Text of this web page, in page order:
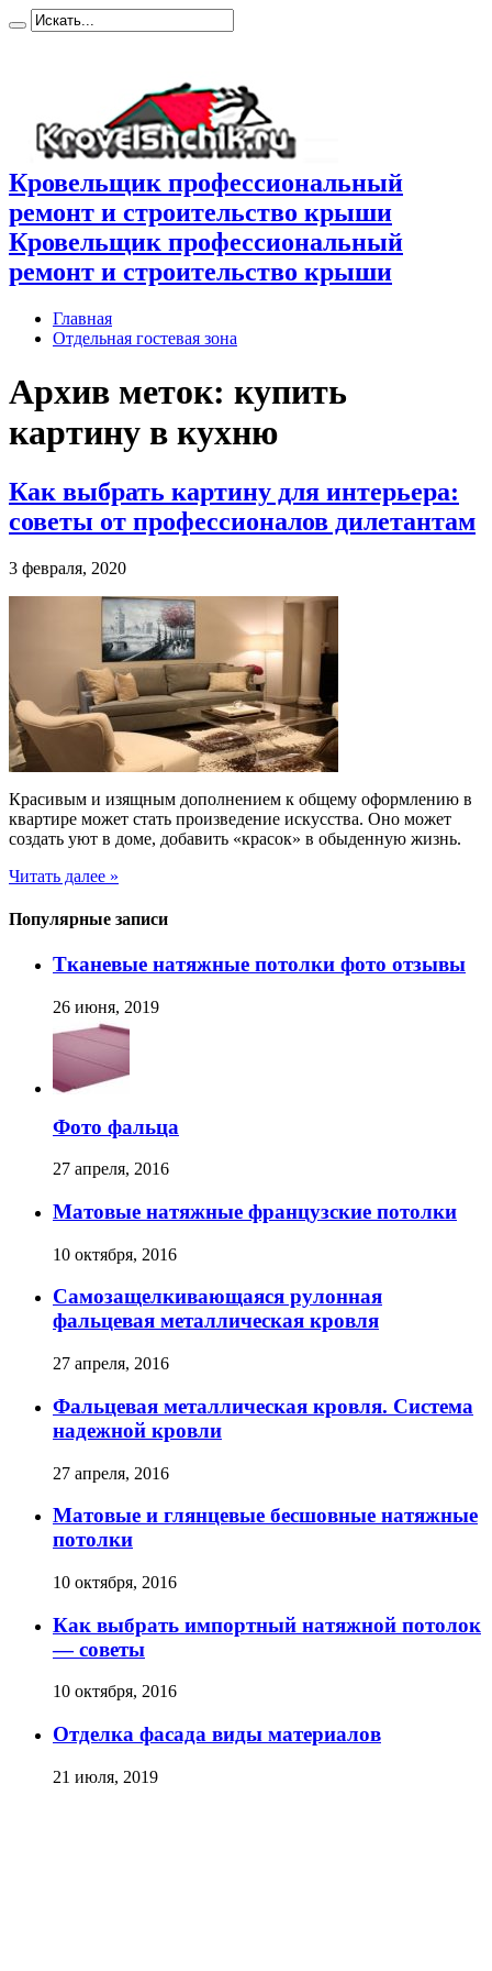
Кровельщик профессиональный
ремонт и строительство крыши
Кровельщик профессиональный
ремонт и строительство крыши
Главная
Отдельная гостевая зона
Архив меток: купить
картину в кухню
Как выбрать картину для интерьера:
советы от профессионалов дилетантам
3 февраля, 2020
Красивым и изящным дополнением к общему оформлению в
квартире может стать произведение искусства. Оно может
создать уют в доме, добавить «красок» в обыденную жизнь.
Читать далее »
Популярные записи
Тканевые натяжные потолки фото отзывы
26 июня, 2019
Фото фальца
27 апреля, 2016
Матовые натяжные французские потолки
10 октября, 2016
Самозащелкивающаяся рулонная
фальцевая металлическая кровля
27 апреля, 2016
Фальцевая металлическая кровля. Система
надежной кровли
27 апреля, 2016
Матовые и глянцевые бесшовные натяжные
потолки
10 октября, 2016
Как выбрать импортный натяжной потолок
— советы
10 октября, 2016
Отделка фасада виды материалов
21 июля, 2019